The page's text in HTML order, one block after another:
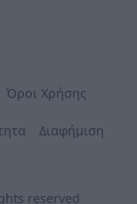
Όροι Χρήσης
Διαφήμιση
reserved